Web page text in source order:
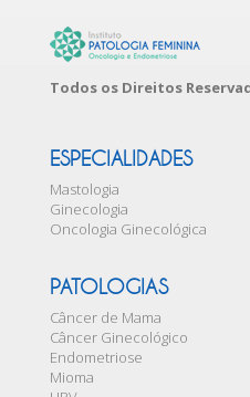
Todos os Direitos
ESPECIALIDADES
Mastologia
Ginecologia
Oncologia Ginecológica
PATOLOGIAS
Câncer de Mama
Câncer Ginecológico
Endometriose
Mioma